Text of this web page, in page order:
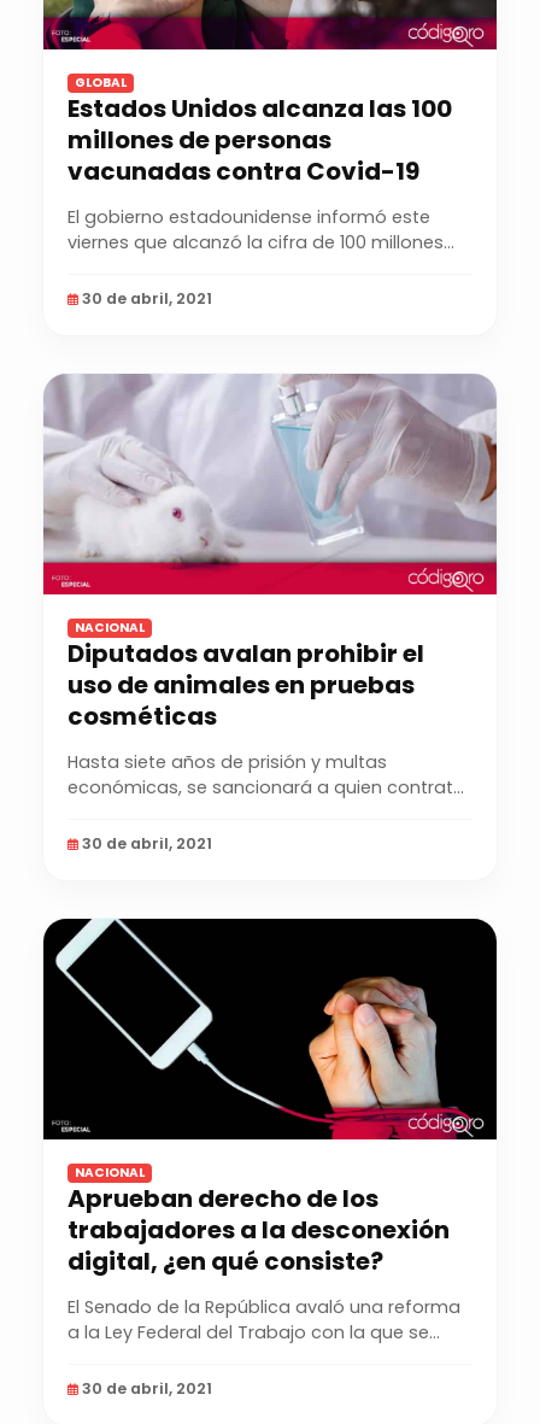
GLOBAL
Estados Unidos alcanza las 100
millones de personas
vacunadas contra Covid-19
El gobierno estadounidense informó este
viernes que alcanzó la cifra de 100 millones
30 de abril, 2021
NACIONAL
Diputados avalan prohibir el
uso de animales en pruebas
cosméticas
Hasta siete años de prisión y multas
económicas, se sancionará a quien contrate,
30 de abril, 2021
NACIONAL
Aprueban derecho de los
trabajadores a la desconexión
digital, ¿en qué consiste?
El Senado de la República avaló una reforma
a la Ley Federal del Trabajo con la que se
30 de abril, 2021